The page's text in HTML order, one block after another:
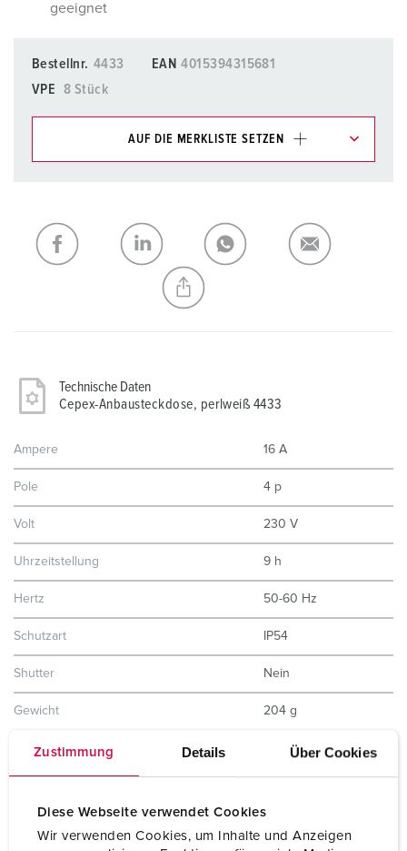
Zustimmung Details Über Cookies
Diese Webseite verwendet Cookies
Wir verwenden Cookies, um Inhalte und Anzeigen
geeignet
Bestellnr. 4433 EAN 4015394315681
VPE
8 Stück
AUF DIE MERKLISTE SETZEN
Meine Liste (0) HINZUFÜGEN
NEUE LISTE ERSTELLEN
Technische Daten
Cepex-Anbausteckdose, perlweiß 4433
Ampere 16 A
Pole 4 p
Volt 230 V
Uhrzeitstellung 9 h
Hertz 50-60 Hz
Schutzart IP54
Shutter Nein
Gewicht 204 g